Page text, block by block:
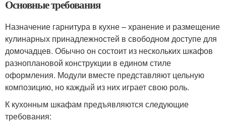
Основные требования
Назначение гарнитура в кухне – хранение и размещение
кулинарных принадлежностей в свободном доступе для
домочадцев. Обычно он состоит из нескольких шкафов
разноплановой конструкции в едином стиле
оформления. Модули вместе представляют цельную
композицию, но каждый из них играет свою роль.
К кухонным шкафам предъявляются следующие
требования: